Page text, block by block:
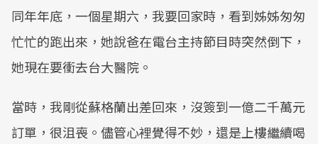
同年年底，一個星期六，我要回家時，看到姊姊匆匆
忙忙的跑出來，她說爸在電台主持節目時突然倒下，
她現在要衝去台大醫院。
當時，我剛從蘇格蘭出差回來，沒簽到一億二千萬元
訂單，很沮喪。儘管心裡覺得不妙，還是上樓繼續喝